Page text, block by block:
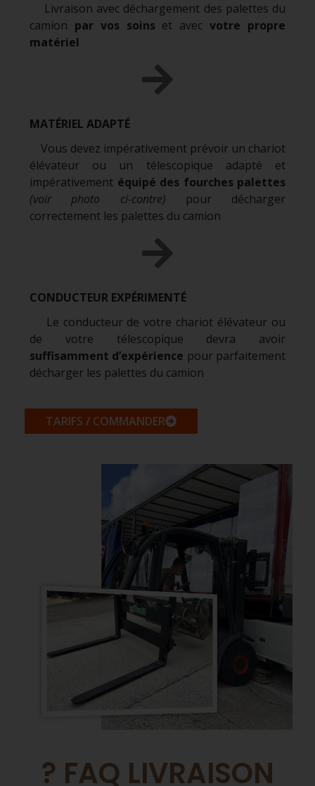
Livraison avec déchargement des palettes du
camion par vos soins et avecvotre propre
matériel
MATÉRIEL ADAPTÉ
Vous devez impérativement prévoir un chariot
élévateur ou un télescopique adapté et
impérativement équipé des fourches palettes
(voir photo ci-contre) pour décharger
correctement les palettes du camion
CONDUCTEUR EXPÉRIMENTÉ
Le conducteur de votre chariot élévateur ou
de votre télescopique devra avoir
suffisamment d’expérience pour parfaitement
décharger les palettes du camion
TARIFS / COMMANDER
? FAQ LIVRAISON